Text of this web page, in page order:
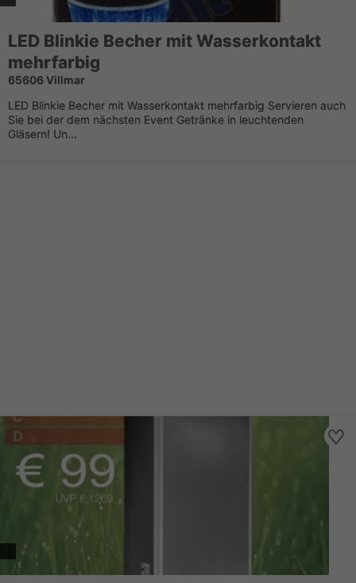
LED Blinkie Becher mit Wasserkontakt
mehrfarbig
65606 Villmar
LED Blinkie Becher mit Wasserkontakt mehrfarbig Servieren auch
Sie bei der dem nächsten Event Getränke in leuchtenden
Gläsern! Un...